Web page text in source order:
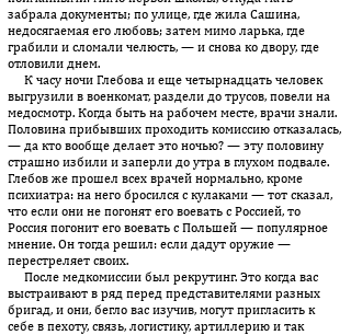
забрала документы; по улице, где жила Сашина,
недосягаемая его любовь; затем мимо ларька, где
грабили и сломали челюсть, — и снова ко двору, где
отловили днем.
К часу ночи Глебова и еще четырнадцать человек
выгрузили в военкомат, раздели до трусов, повели на
медосмотр. Когда быть на рабочем месте, врачи знали.
Половина прибывших проходить комиссию отказалась,
— да кто вообще делает это ночью? — эту половину
страшно избили и заперли до утра в глухом подвале.
Глебов же прошел всех врачей нормально, кроме
психиатра: на него бросился с кулаками — тот сказал,
что если они не погонят его воевать с Россией, то
Россия погонит его воевать с Польшей — популярное
мнение. Он тогда решил: если дадут оружие —
перестреляет своих.
После медкомиссии был рекрутинг. Это когда вас
выстраивают в ряд перед представителями разных
бригад, и они, бегло вас изучив, могут пригласить к
себе в пехоту, связь, логистику, артиллерию и так